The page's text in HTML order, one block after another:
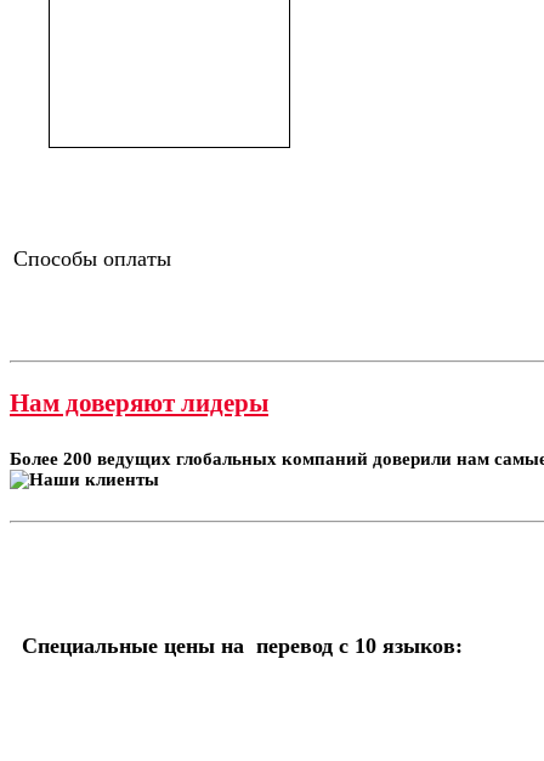
Способы оплаты
Нам доверяют лидеры
Более 200 ведущих глобальных компаний доверили нам
Специальные цены на перевод с 10 языков: